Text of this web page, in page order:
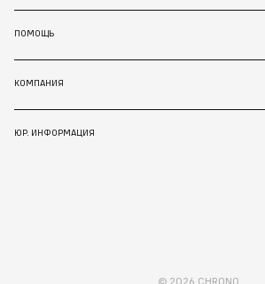
ПОМОЩЬ
КОМПАНИЯ
ЮР. ИНФОРМАЦИЯ
© 2026 CHRONO